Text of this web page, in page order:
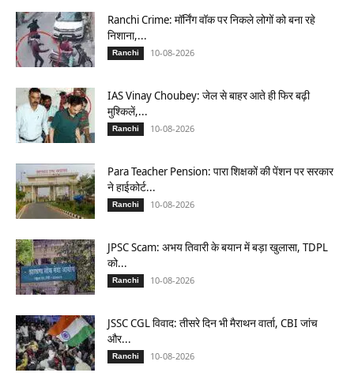
Ranchi Crime: मॉर्निंग वॉक पर निकले लोगों को बना रहे
निशाना,...
Ranchi 10-08-2026
IAS Vinay Choubey: जेल से बाहर आते ही फिर बढ़ी
मुश्किलें,...
Ranchi 10-08-2026
Para Teacher Pension: पारा शिक्षकों की पेंशन पर सरकार
ने हाईकोर्ट...
Ranchi 10-08-2026
JPSC Scam: अभय तिवारी के बयान में बड़ा खुलासा, TDPL
को...
Ranchi 10-08-2026
JSSC CGL विवाद: तीसरे दिन भी मैराथन वार्ता, CBI जांच
और...
Ranchi 10-08-2026